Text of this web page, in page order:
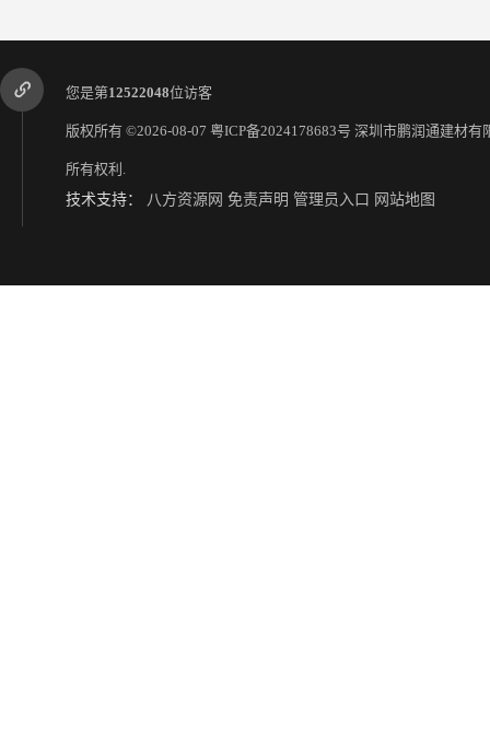
深圳龙华区高压电缆硬管代理 联塑总代理批发
您是第12522048位访客
版权所有 ©2026-08-07 粤ICP备2024178683号 深圳市鹏润通建材有
所有权利.
技术支持： 八方资源网 免责声明 管理员入口 网站地图